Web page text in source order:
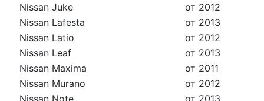
Nissan Juke
от 2012
Nissan Lafesta
от 2013
Nissan Latio
от 2012
Nissan Leaf
от 2013
Nissan Maxima
от 2011
Nissan Murano
от 2012
Nissan Note
от 2013